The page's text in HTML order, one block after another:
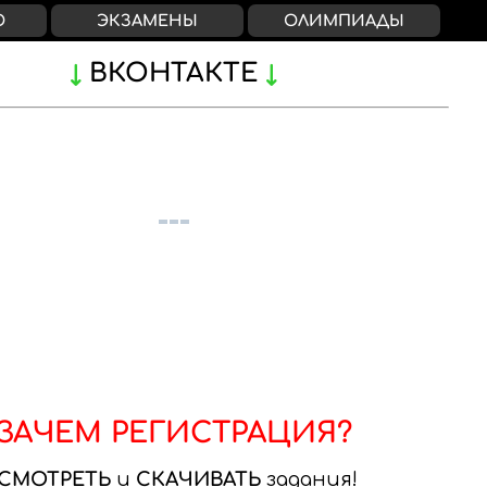
ВКОНТАКТЕ
РЕГИСТРАЦИЯ?
и СКАЧИВАТЬ задания
ЭКЗАМЕНЫ ОЛИМПИАДЫ